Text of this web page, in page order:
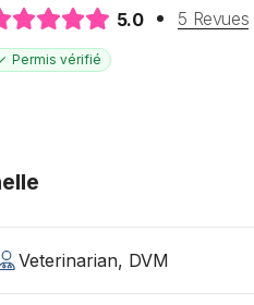
5.0 5 Revues
Permis vérifié
Veterinarian, DVM